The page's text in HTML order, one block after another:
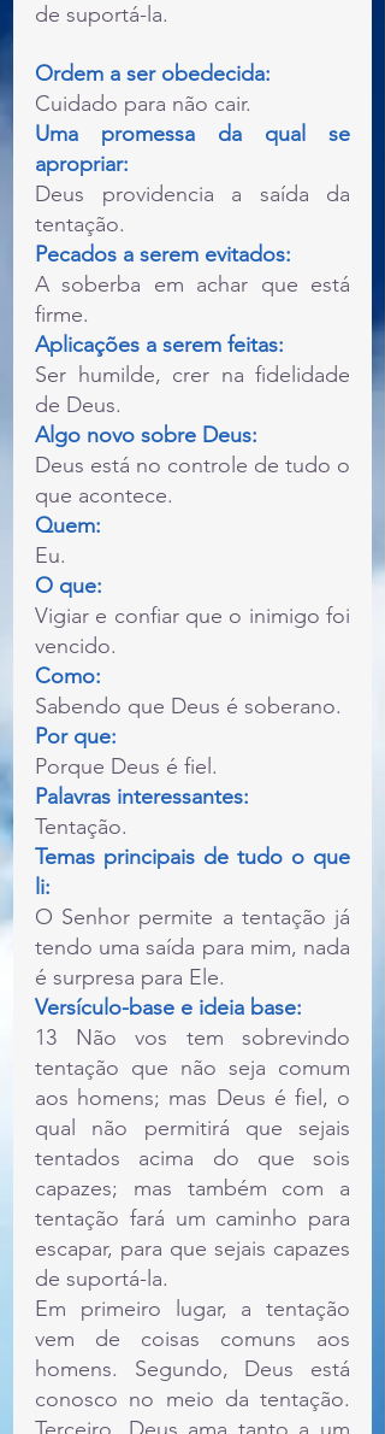
de suportá-la.
Ordem a ser obedecida:
Cuidado para não cair.
Uma promessa da qual se
apropriar:
Deus providencia a saída da
tentação.
Pecados a serem evitados:
A soberba em achar que está
firme.
Aplicações a serem feitas:
Ser humilde, crer na fidelidade
de Deus.
Algo novo sobre Deus:
Deus está no controle de tudo o
que acontece.
Quem:
Eu.
O que:
Vigiar e confiar que o inimigo foi
vencido.
Como:
Sabendo que Deus é soberano.
Por que:
Porque Deus é fiel.
Palavras interessantes:
Tentação.
Temas principais de tudo o que
li:
O Senhor permite a tentação já
tendo uma saída para mim, nada
é surpresa para Ele.
Versículo-base e ideia base:
13 Não vos tem sobrevindo
tentação que não seja comum
aos homens; mas Deus é fiel, o
qual não permitirá que sejais
tentados acima do que sois
capazes; mas também com a
tentação fará um caminho para
escapar, para que sejais capazes
de suportá-la.
Em primeiro lugar, a tentação
vem de coisas comuns aos
homens. Segundo, Deus está
conosco no meio da tentação.